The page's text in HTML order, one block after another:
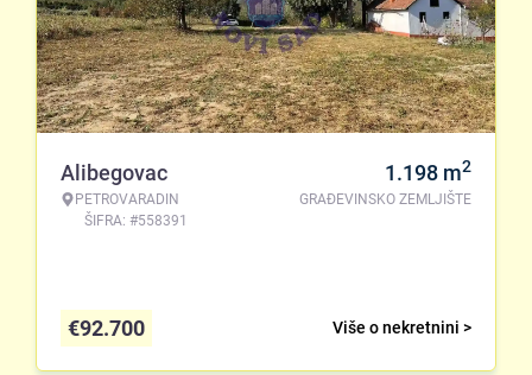
Alibegovac
PETROVARADIN
ŠIFRA: #558391
1.198 m2
GRAĐEVINSKO ZEMLJIŠTE
Više o nekretnini >
€92.700